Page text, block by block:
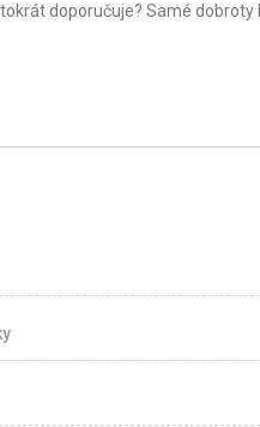
doporučuje? Samé dobroty